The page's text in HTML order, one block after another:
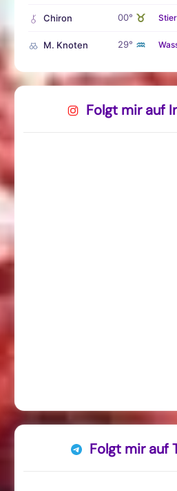
Chiron 00° ♉ Stier
M. Knoten 29° ♒
Folgt mir auf
Folgt mir auf